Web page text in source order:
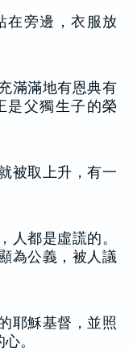
在旁邊，衣服放
滿滿地有恩典有
是父獨生子的榮
被取上升，有一
人都是虛謊的。
為公義，被人議
耶穌基督，並照
。